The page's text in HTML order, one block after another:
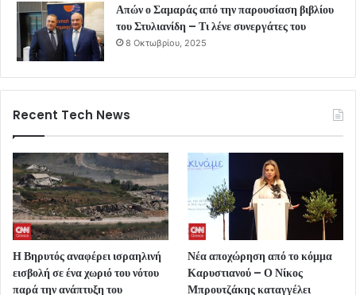
Απών ο Σαμαράς από την παρουσίαση βιβλίου
του Στυλιανίδη – Τι λένε συνεργάτες του
8 Οκτωβρίου, 2025
Recent Tech News
Η Βηρυτός αναφέρει ισραηλινή
εισβολή σε ένα χωριό του νότου
παρά την ανάπτυξη του
Νέα αποχώρηση από το κόμμα
Καρυστιανού – Ο Νίκος
Μπρουτζάκης καταγγέλει